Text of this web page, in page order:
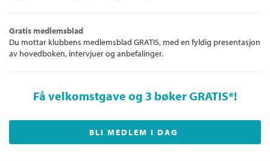
Gratis medlemsblad
Du mottar klubbens medlemsblad GRATIS, med en fyldig presentasjon
av hovedboken, intervjuer og anbefalinger.
Få velkomstgave og 3 bøker GRATIS*!
BLI MEDLEM I DAG